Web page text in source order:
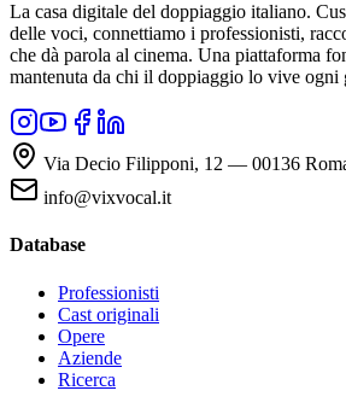
La casa digitale del doppiaggio italiano.
delle voci, connettiamo i professionisti,
che dà parola al cinema. Una piattaforma
mantenuta da chi il doppiaggio lo vive ogni
Via Decio Filipponi, 12 — 00136
info@vixvocal.it
Database
Professionisti
Cast originali
Opere
Aziende
Ricerca